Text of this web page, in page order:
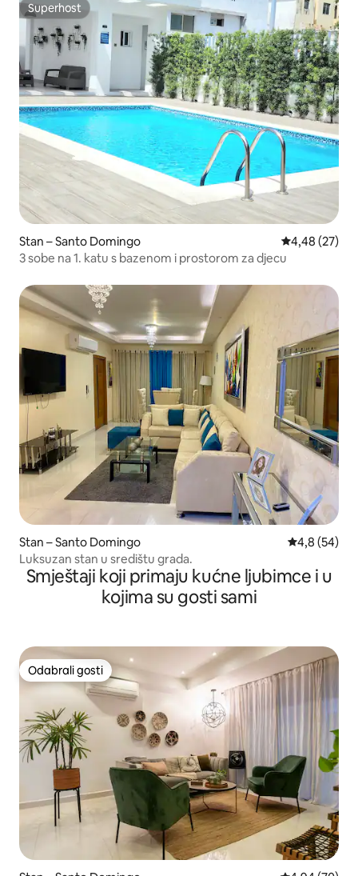
Superhost
Superhost
Stan – Santo Domingo Prosječna
4,48 (27)
3 sobe na 1. katu s bazenom i prostorom za djecu
Stan – Santo Domingo Prosječna
4,8 (54)
Luksuzan stan u središtu grada.
Smještaji koji primaju kućne ljubimce i u
kojima su gosti sami
Odabrali gosti
Odabrali gosti